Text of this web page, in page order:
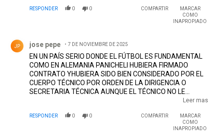
RESPONDER 0 0 COMPARTIR
MARCAR
COMO
INAPROPIADO
JP jose pepe 7 DE NOVIEMBRE DE 2025
EN UN PAÍS SERIO DONDE EL FÚTBOL ES FUNDAMENTAL
COMO EN ALEMANIA PANICHELI HUBIERA FIRMADO
CONTRATO YHUBIERA SIDO BIEN CONSIDERADO POR EL
CUERPO TÉCNICO POR ORDEN DE LA DIRIGENCIA O
SECRETARIA TÉCNICA AUNQUE EL TÉCNICO NO LE
PUDIERA OFRECER CONTINUIDAD (EL VERSO QUE EL
IBA ES IMPRESENTABLE)........,ESO NO SUCEDIÓ PORQUE
LA DIRIGENCIA EN ESE MOMENTO ERA UN DESASTRE Y
Leer mas
RESPONDER 0 0 COMPARTIR
MARCAR
COMO
INAPROPIADO